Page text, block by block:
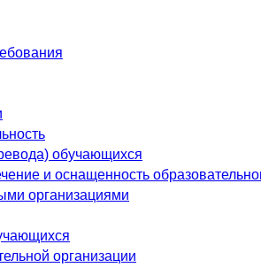
обучающихся
и оснащенность
организациями
организации